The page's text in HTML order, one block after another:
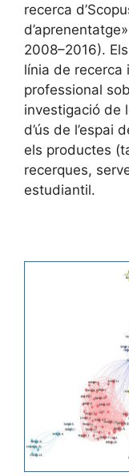
recerca
2008–2016).
línia de recerca
professional
investigació de
d’ús de l’espai
els productes
recerques,
estudiantil.